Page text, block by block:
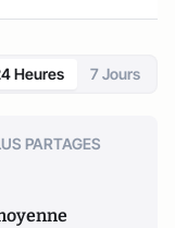
Heures 7 Jours
PARTAGES